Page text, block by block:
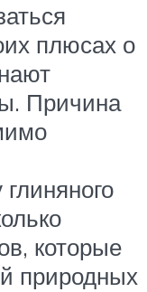
плюсах о
Причина
которые
природных